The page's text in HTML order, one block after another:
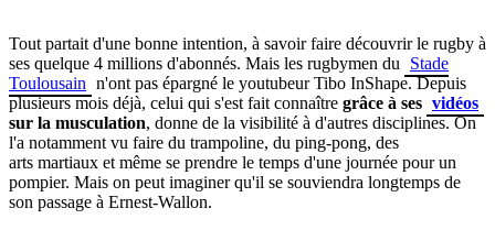
Tout partait d'une bonne intention, à savoir faire découvrir le rugby à
ses quelque 4 millions d'abonnés. Mais les rugbymen du
Stade
Toulousain n'ont pas épargné le youtubeur Tibo InShape. Depuis
plusieurs mois déjà, celui qui s'est fait connaître grâce à ses vidéos
sur la musculation, donne de la visibilité à d'autres disciplines. On
l'a notamment vu faire du trampoline, du ping-pong, des
arts martiaux et même se prendre le temps d'une journée pour un
pompier. Mais on peut imaginer qu'il se souviendra longtemps de
son passage à Ernest-Wallon.